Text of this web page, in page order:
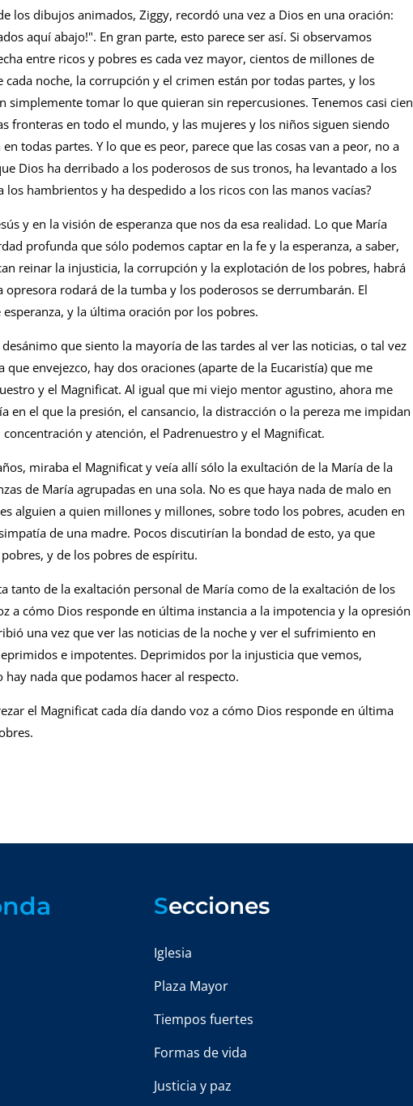
los dibujos animados, Ziggy, recordó una vez a Dios en una oración:
aquí abajo!". En gran parte, esto parece ser así. Si observamos
entre ricos y pobres es cada vez mayor, cientos de millones de
cada noche, la corrupción y el crimen están por todas partes, y los
simplemente tomar lo que quieran sin repercusiones. Tenemos casi cien
fronteras en todo el mundo, y las mujeres y los niños siguen siendo
todas partes. Y lo que es peor, parece que las cosas van a peor, no a
Dios ha derribado a los poderosos de sus tronos, ha levantado a los
hambrientos y ha despedido a los ricos con las manos vacías?
y en la visión de esperanza que nos da esa realidad. Lo que María
profunda que sólo podemos captar en la fe y la esperanza, a saber,
reinar la injusticia, la corrupción y la explotación de los pobres, habrá
rodará de la tumba y los poderosos se derrumbarán. El
y la última oración por los pobres.
que siento la mayoría de las tardes al ver las noticias, o tal vez
que envejezco, hay dos oraciones (aparte de la Eucaristía) que me
y el Magnificat. Al igual que mi viejo mentor agustino, ahora me
en el que la presión, el cansancio, la distracción o la pereza me impidan
y atención, el Padrenuestro y el Magnificat.
miraba el Magnificat y veía allí sólo la exultación de la María de la
de María agrupadas en una sola. No es que haya nada de malo en
alguien a quien millones y millones, sobre todo los pobres, acuden en
de una madre. Pocos discutirían la bondad de esto, ya que
y de los pobres de espíritu.
tanto de la exaltación personal de María como de la exaltación de los
a cómo Dios responde en última instancia a la impotencia y la opresión
una vez que ver las noticias de la noche y ver el sufrimiento en
e impotentes. Deprimidos por la injusticia que vemos,
nada que podamos hacer al respecto.
el Magnificat cada día dando voz a cómo Dios responde en última
Secciones
Iglesia
Plaza Mayor
Tiempos fuertes
Formas de vida
Justicia y paz